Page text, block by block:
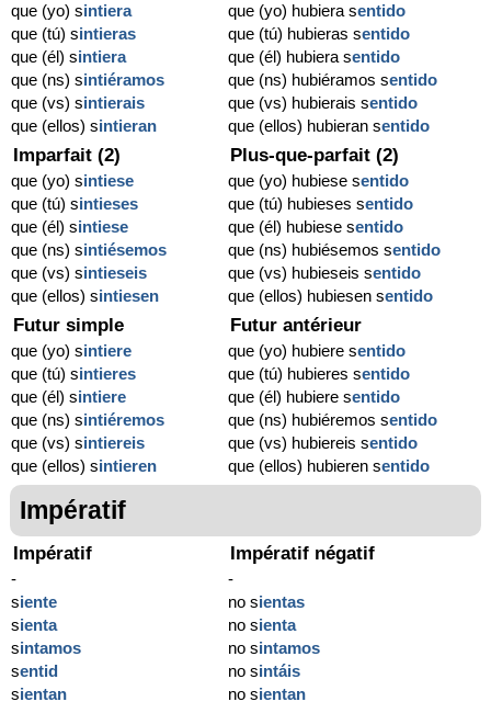
que (yo) sintiera
que (tú) sintieras
que (él) sintiera
que (ns) sintiéramos
que (vs) sintierais
que (ellos) sintieran
que (yo) hubiera sentido
que (tú) hubieras sentido
que (él) hubiera sentido
que (ns) hubiéramos sentido
que (vs) hubierais sentido
que (ellos) hubieran sentido
Imparfait (2)
que (yo) sintiese
que (tú) sintieses
que (él) sintiese
que (ns) sintiésemos
que (vs) sintieseis
que (ellos) sintiesen
Plus-que-parfait (2)
que (yo) hubiese sentido
que (tú) hubieses sentido
que (él) hubiese sentido
que (ns) hubiésemos sentido
que (vs) hubieseis sentido
que (ellos) hubiesen sentido
Futur simple
que (yo) sintiere
que (tú) sintieres
que (él) sintiere
que (ns) sintiéremos
que (vs) sintiereis
que (ellos) sintieren
Futur antérieur
que (yo) hubiere sentido
que (tú) hubieres sentido
que (él) hubiere sentido
que (ns) hubiéremos sentido
que (vs) hubiereis sentido
que (ellos) hubieren sentido
Impératif
Impératif
-
siente
sienta
sintamos
sentid
sientan
Impératif négatif
-
no sientas
no sienta
no sintamos
no sintáis
no sientan